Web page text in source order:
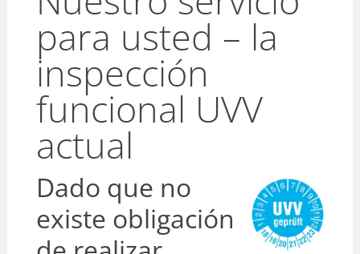
para usted – la
inspección
funcional UVV
actual
Dado que no
existe obligación